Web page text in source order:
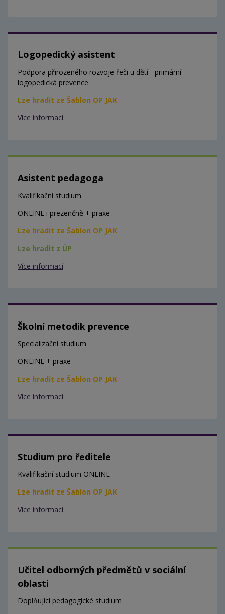
Logopedický asistent
Podpora přirozeného rozvoje řeči u dětí - primární
logopedická prevence
Lze hradit ze Šablon OP JAK
Více informací
Asistent pedagoga
Kvalifikační studium
ONLINE i prezenčně + praxe
Lze hradit ze Šablon OP JAK
Lze hradit z ÚP
Více informací
Školní metodik prevence
Specializační studium
ONLINE + praxe
Lze hradit ze Šablon OP JAK
Více informací
Studium pro ředitele
Kvalifikační studium ONLINE
Lze hradit ze Šablon OP JAK
Více informací
Učitel odborných předmětů v sociální
oblasti
Doplňující pedagogické studium